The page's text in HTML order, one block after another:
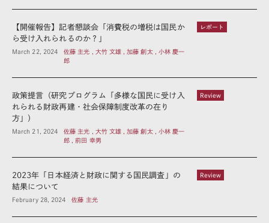
レポート
【開催報告】記者懇談会「消費税の増税は国民か
ら受け入れられるのか？」
March 22, 2024
佐藤 主光 , 大竹 文雄 , 加藤 創太 , 小林 慶一
郎
Review
政策提言（研究プログラム「多様な国民に受け入
れられる財政再建・社会保障制度改革の在り
方」）
March 21, 2024
佐藤 主光 , 大竹 文雄 , 加藤 創太 , 小林 慶一
郎 , 前田 幸男
Review
2023年「日本経済と財政に関する国民調査」の
結果について
February 28, 2024 佐藤 主光